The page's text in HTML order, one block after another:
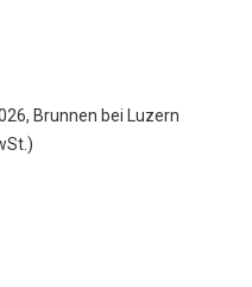
Brunnen bei Luzern